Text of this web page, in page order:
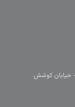
خیابان کوشش